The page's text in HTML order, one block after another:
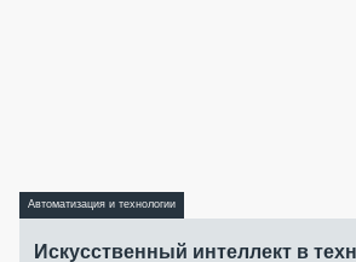
Автоматизация и технологии
Искусственный интеллект в